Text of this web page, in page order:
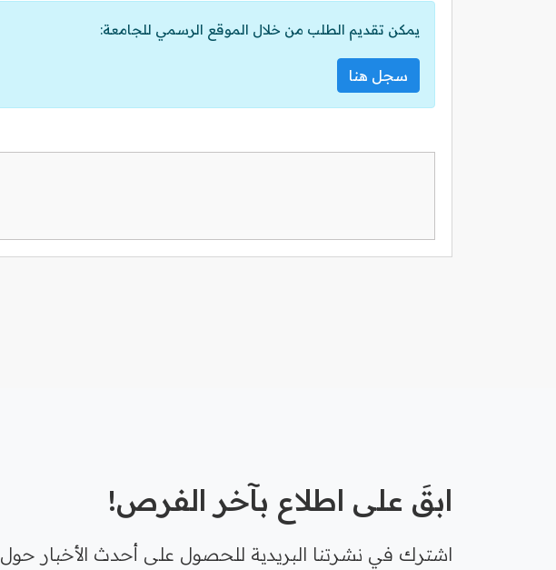
يمكن تقديم الطلب من خلال الموقع الرسمي للجامعة:
سجل هنا
ابقَ على اطلاع بآخر الفرص!
اشترك في نشرتنا البريدية للحصول على أحدث الأخبار حول